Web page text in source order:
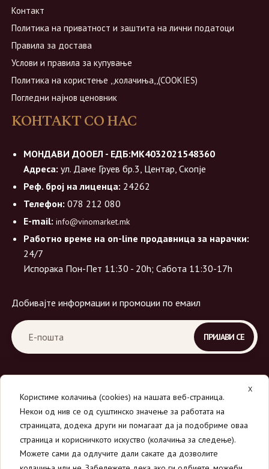
Контакт
Политика на приватност и заштита на лични податоци
Правила за достава
Услови и правила за купување
Политика на користење ,,колачиња,,(COOKIES)
Погледни најнов ценовник
КОНТАКТ СО НАС
МОНДАВИ ДООЕЛ - ЕДБ:МК4032021548360
Адреса: ул. Даме Груев бр.3, Центар, Скопје
Реф. број на лиценца: 24262
Телефон: 078 212 080
E-mail: info@vinomarket.mk
Работно време на on-line продавница за нарачки:
24/7
Испорака Пон-Пет 11:30 - 20h; Сабота 11:30-17h
Добивајте информации и промоции по емаил
© 2026Вино Маркет - МОНДАВИ ДООЕЛ.
Сите права се задржани.
X
Користиме колачиња (cookies) на нашата веб-страница.
Некои од нив се од суштинско значење за работата на
страницата, додека други ни помагаат да ја подобриме оваа
страница и корисничкото искуство (колачиња за следење).
Можете сами да одлучите дали сакате да дозволите